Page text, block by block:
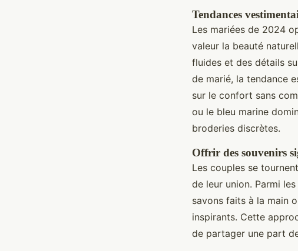
Tendances
Les mariées de 2024
valeur la beauté
fluides et des détails
de marié, la tendance
sur le confort sans
ou le bleu marine
broderies discrètes.
Offrir des souvenirs
Les couples se
de leur union. Parmi
savons faits à la main
inspirants. Cette
de partager une part